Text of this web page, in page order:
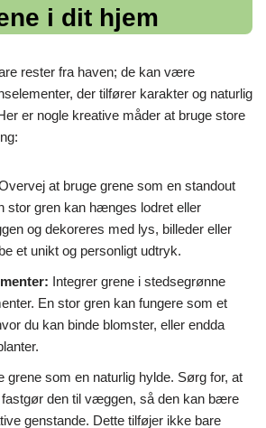
i dit hjem
rester fra haven; de kan være
der tilfører karakter og naturlig
er nogle kreative måder at bruge store
at bruge grene som en standout
stor gren kan hænges lodret eller
og dekoreres med lys, billeder eller
et unikt og personligt udtryk.
Integrer grene i stedsegrønne
En stor gren kan fungere som et
du kan binde blomster, eller endda
grene som en naturlig hylde. Sørg for, at
fastgør den til væggen, så den kan bære
genstande. Dette tilføjer ikke bare